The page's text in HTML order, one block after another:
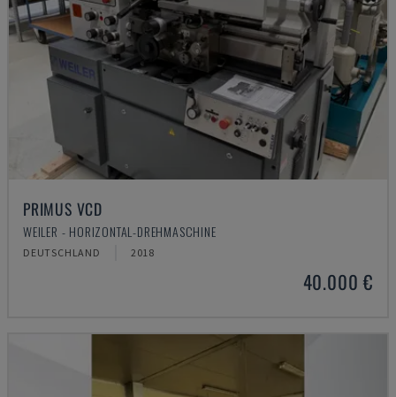
PRIMUS VCD
WEILER - HORIZONTAL-DREHMASCHINE
DEUTSCHLAND 2018
40.000 €